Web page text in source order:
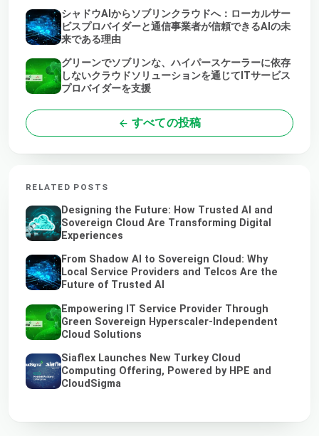
シャドウAIからソブリンクラウドへ：ローカルサー
ビスプロバイダーと通信事業者が信頼できるAIの未
来である理由
グリーンでソブリンな、ハイパースケーラーに依存
しないクラウドソリューションを通じてITサービス
プロバイダーを支援
すべての投稿
RELATED POSTS
Designing the Future: How Trusted AI and
Sovereign Cloud Are Transforming Digital
Experiences
From Shadow AI to Sovereign Cloud: Why
Local Service Providers and Telcos Are the
Future of Trusted AI
Empowering IT Service Provider Through
Green Sovereign Hyperscaler-Independent
Cloud Solutions
Siaflex Launches New Turkey Cloud
Computing Offering, Powered by HPE and
CloudSigma